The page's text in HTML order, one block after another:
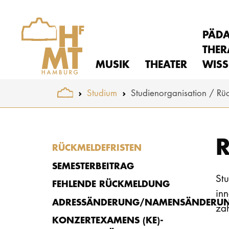
MUSIK THEATER
You are here:
Studium Studienorganisation
RÜCKMELDEFRISTEN
SEMESTERBEITRAG
FEHLENDE RÜCKMELDUNG
ADRESSÄNDERUNG/
KONZERTEXAMENS (KE)-